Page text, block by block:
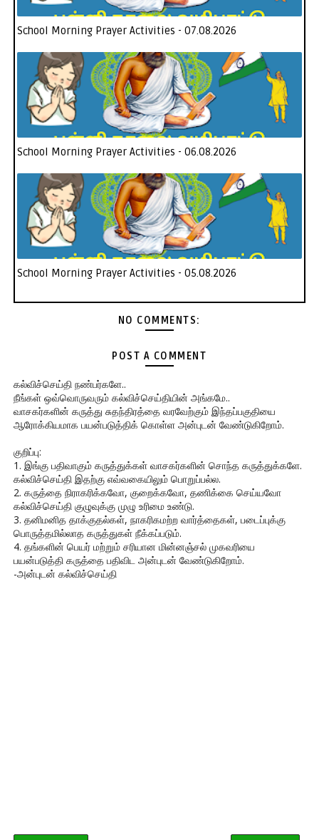
School Morning Prayer Activities - 07.08.2026
School Morning Prayer Activities - 06.08.2026
School Morning Prayer Activities - 05.08.2026
NO COMMENTS:
POST A COMMENT
கல்விச்செய்தி நண்பர்களே..
நீங்கள் ஒவ்வொருவரும் கல்விச்செய்தியின் அங்கமே..
வாசகர்களின் கருத்து சுதந்திரத்தை வரவேற்கும் இந்தப்பகுதியை
ஆரோக்கியமாக பயன்படுத்திக் கொள்ள அன்புடன் வேண்டுகிறோம்.
குறிப்பு:
1. இங்கு பதிவாகும் கருத்துக்கள் வாசகர்களின் சொந்த கருத்துக்களே.
கல்விச்செய்தி இதற்கு எவ்வகையிலும் பொறுப்பல்ல.
2. கருத்தை நிராகரிக்கவோ, குறைக்கவோ, தணிக்கை செய்யவோ
கல்விச்செய்தி குழுவுக்கு முழு உரிமை உண்டு.
3. தனிமனித தாக்குதல்கள், நாகரிகமற்ற வார்த்தைகள், படைப்புக்கு
பொருத்தமில்லாத கருத்துகள் நீக்கப்படும்.
4. தங்களின் பெயர் மற்றும் சரியான மின்னஞ்சல் முகவரியை
பயன்படுத்தி கருத்தை பதிவிட அன்புடன் வேண்டுகிறோம்.
-அன்புடன் கல்விச்செய்தி